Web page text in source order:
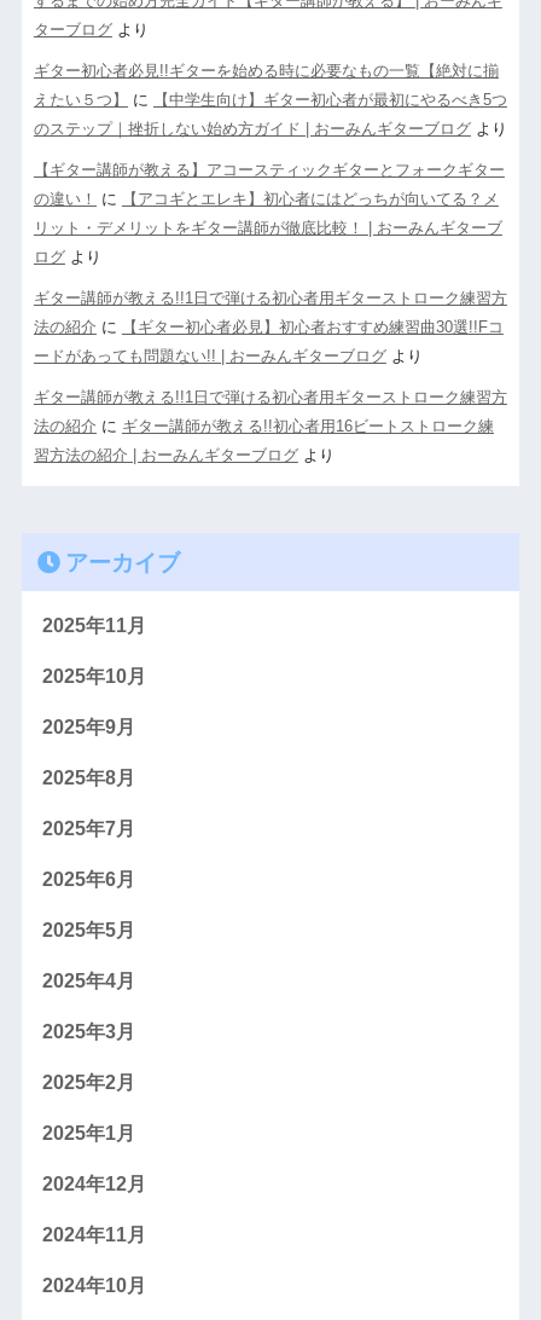
ターブログより
ギター初心者必見!!ギターを始める時に必要なもの一覧【絶対に揃
えたい５つ】
に
【中学生向け】ギター初心者が最初にやるべき5つ
のステップ｜挫折しない始め方ガイド | おーみんギターブログより
【ギター講師が教える】アコースティックギターとフォークギター
の違い！
に
【アコギとエレキ】初心者にはどっちが向いてる？メ
リット・デメリットをギター講師が徹底比較！ | おーみんギターブ
ログより
ギター講師が教える!!1日で弾ける初心者用ギターストローク練習方
法の紹介 に
【ギター初心者必見】初心者おすすめ練習曲30選!!Fコ
ードがあっても問題ない!! | おーみんギターブログより
ギター講師が教える!!1日で弾ける初心者用ギターストローク練習方
法の紹介 に ギター講師が教える!!初心者用16ビートストローク練
習方法の紹介 | おーみんギターブログより
アーカイブ
2025年11月
2025年10月
2025年9月
2025年8月
2025年7月
2025年6月
2025年5月
2025年4月
2025年3月
2025年2月
2025年1月
2024年12月
2024年11月
2024年10月